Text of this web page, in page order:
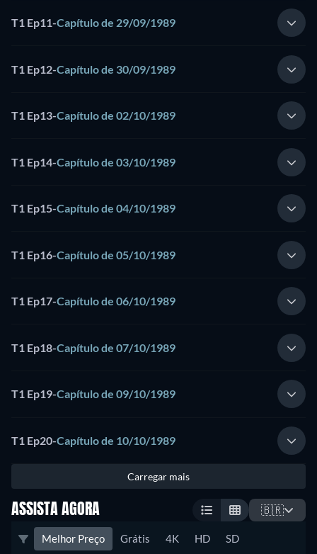
T1 Ep11-Capítulo de 29/09/1989
T1 Ep12-Capítulo de 30/09/1989
T1 Ep13-Capítulo de 02/10/1989
T1 Ep14-Capítulo de 03/10/1989
T1 Ep15-Capítulo de 04/10/1989
T1 Ep16-Capítulo de 05/10/1989
T1 Ep17-Capítulo de 06/10/1989
T1 Ep18-Capítulo de 07/10/1989
T1 Ep19-Capítulo de 09/10/1989
T1 Ep20-Capítulo de 10/10/1989
Carregar mais
ASSISTA AGORA 🇧🇷
Melhor Preço Grátis 4K HD SD